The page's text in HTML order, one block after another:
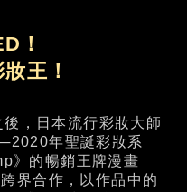
！
王！
，日本流行彩妝大師
年聖誕彩妝系
》的暢銷王牌漫畫
界合作，以作品中的